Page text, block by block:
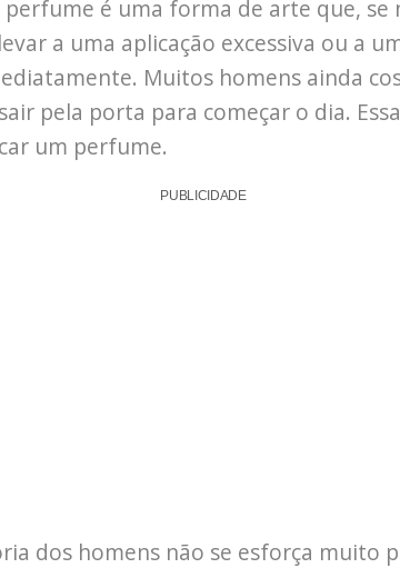
perfume é uma forma de arte que,
a uma aplicação excessiva ou a
Muitos homens ainda
pela porta para começar o dia.
um perfume.
PUBLICIDADE
dos homens não se esforça muito